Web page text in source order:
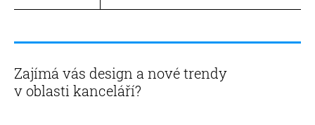
Zajímá vás design a nové trendy
v oblasti kanceláří?